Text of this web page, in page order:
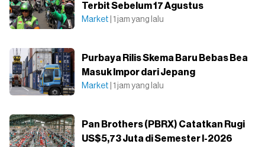
Terbit Sebelum 17 Agustus
Market | 1 jam yang lalu
Purbaya Rilis Skema Baru Bebas Bea
Masuk Impor dari Jepang
Market | 1 jam yang lalu
Pan Brothers (PBRX) Catatkan Rugi
US$5,73 Juta di Semester I-2026